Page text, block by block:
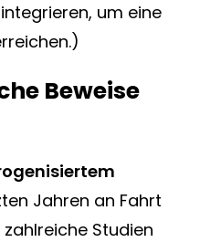
um eine
Beweise
Jahren an Fahrt
Studien